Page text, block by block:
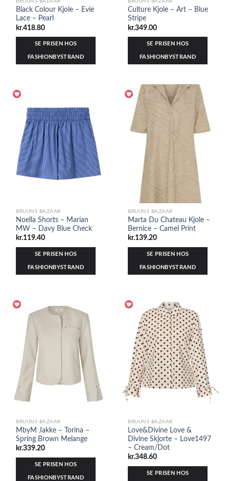
BRUUNS BAZAAR
Black Colour Kjole – Evie
Lace – Pearl
kr.418.80
SE PRISEN HOS
FASHIONBYSTRAND
BRUUNS BAZAAR
Culture Kjole – Art – Blue
Stripe
kr.349.00
SE PRISEN HOS
FASHIONBYSTRAND
BRUUNS BAZAAR
Noella Shorts – Marian
MW – Davy Blue Check
kr.119.40
SE PRISEN HOS
FASHIONBYSTRAND
BRUUNS BAZAAR
Marta Du Chateau Kjole –
Bernice – Camel Print
kr.139.20
SE PRISEN HOS
FASHIONBYSTRAND
BRUUNS BAZAAR
MbyM Jakke – Torina –
Spring Brown Melange
kr.339.20
SE PRISEN HOS
FASHIONBYSTRAND
BRUUNS BAZAAR
Love&Divine Love &
Divine Skjorte – Love1497
– Cream/Dot
kr.348.60
SE PRISEN HOS